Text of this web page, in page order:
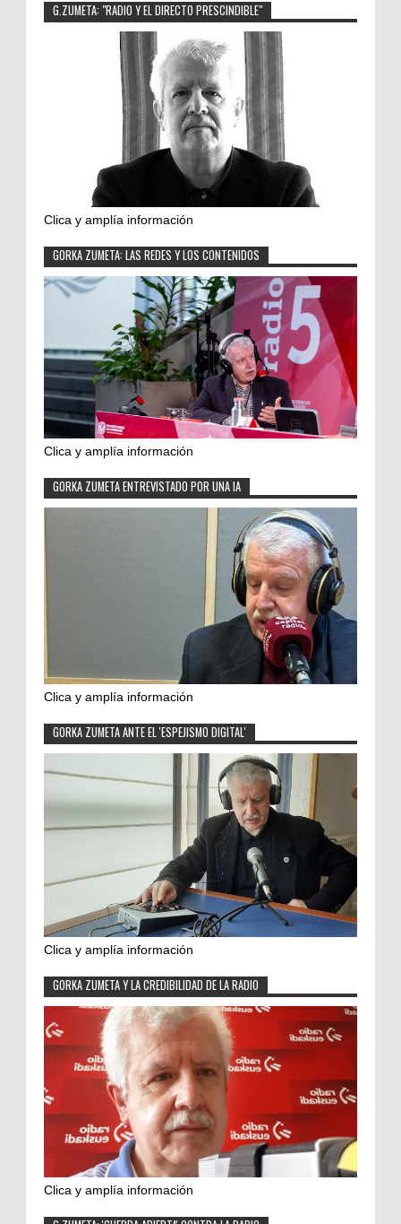
G.ZUMETA: "RADIO Y EL DIRECTO PRESCINDIBLE"
Clica y amplía información
GORKA ZUMETA: LAS REDES Y LOS CONTENIDOS
Clica y amplía información
GORKA ZUMETA ENTREVISTADO POR UNA IA
Clica y amplía información
GORKA ZUMETA ANTE EL 'ESPEJISMO DIGITAL'
Clica y amplía información
GORKA ZUMETA Y LA CREDIBILIDAD DE LA RADIO
Clica y amplía información